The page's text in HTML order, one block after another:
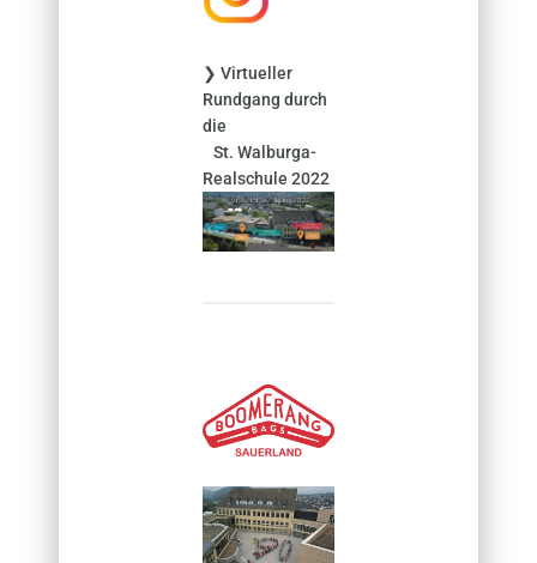
❯ Virtueller
Rundgang durch
die
St. Walburga-
Realschule 2022